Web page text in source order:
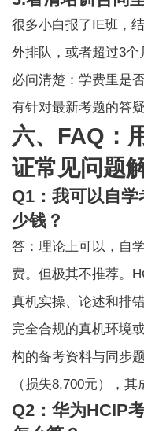
很多小白报了IE班，
外排队，或者超过3个
必问清楚：学费里是
有针对最新考题的答
六、FAQ：
证常见问题
Q1：我可以自
少钱？
答：理论上可以，自
费。但极其不推荐。
真机实操、论述和排
完全合规的真机环境
构的备考资料与同步
（损失8,700元），其
Q2：华为HCIP